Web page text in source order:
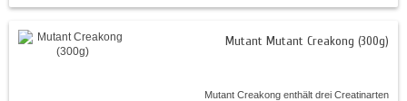
Mutant Mutant Creakong (300g)
Mutant Creakong enthält drei Creatinarten